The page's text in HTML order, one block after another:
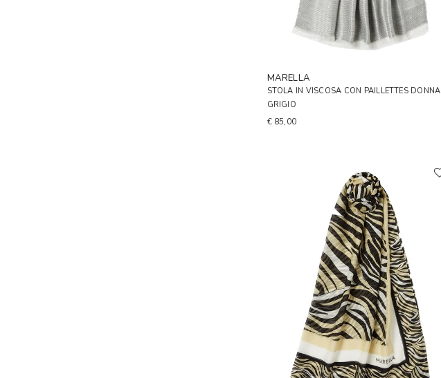
MARELLA
STOLA IN VISCOSA CON PAILLETTES DONNA
GRIGIO
€ 85,00